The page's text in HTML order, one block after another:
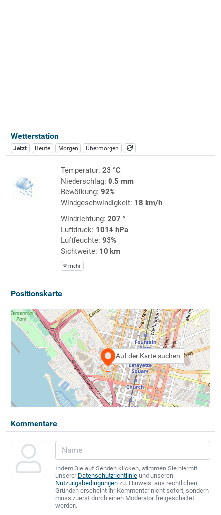
Wetterstation
Jetzt Heute Morgen Übermorgen
Temperatur: 23 °C
Niederschlag: 0.5 mm
Bewölkung: 92%
Windgeschwindigkeit: 18 km/h
Windrichtung: 207 °
Luftdruck: 1014 hPa
Luftfeuchte: 93%
Sichtweite: 10 km
mehr
Positionskarte
Auf der Karte suchen
Kommentare
Indem Sie auf Senden klicken, stimmen Sie hiermit
unserer Datenschutzrichtlinieund unseren
Nutzungsbedingungenzu. Hinweis: aus rechtlichen
Gründen erscheint Ihr Kommentar nicht sofort, sondern
muss zuerst durch einen Moderator freigeschaltet
werden.